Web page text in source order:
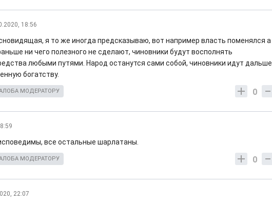
18:56
я то же иногда предсказываю, вот например власть поменялся а
ни чего полезного не сделают, чиновники будут восполнять
любыми путями. Народ останутся сами собой, чиновники идут дальше
богатству.
0
МОДЕРАТОРУ
все остальные шарлатаны.
0
МОДЕРАТОРУ
22:07